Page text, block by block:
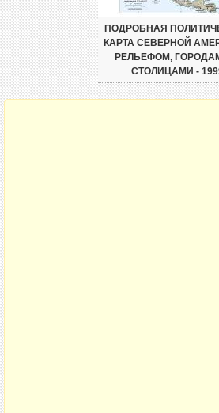
ПОДРОБНАЯ
КАРТА СЕВЕРНОЙ
РЕЛЬЕФОМ,
СТОЛИЦАМИ -